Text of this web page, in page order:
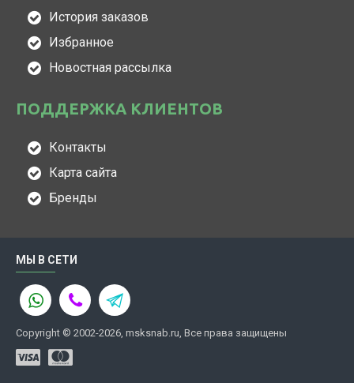
История заказов
Избранное
Новостная рассылка
ПОДДЕРЖКА КЛИЕНТОВ
Контакты
Карта сайта
Бренды
МЫ В СЕТИ
Copyright © 2002-2026, msksnab.ru, Все права защищены